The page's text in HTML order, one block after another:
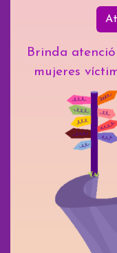
Brinda
mujeres